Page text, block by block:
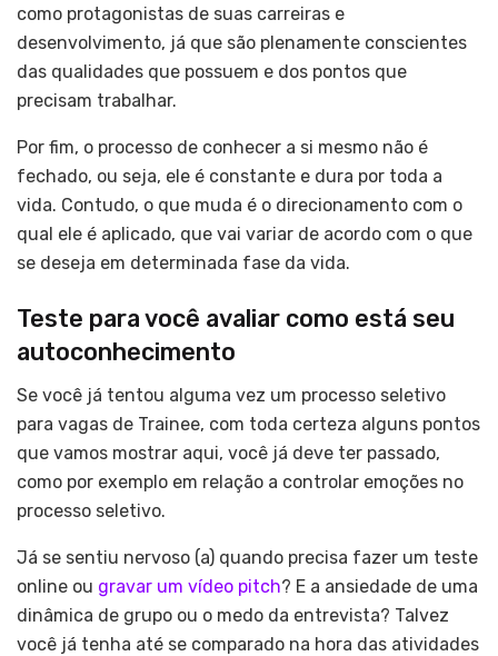
como protagonistas de suas carreiras e
desenvolvimento, já que são plenamente conscientes
das qualidades que possuem e dos pontos que
precisam trabalhar.
Por fim, o processo de conhecer a si mesmo não é
fechado, ou seja, ele é constante e dura por toda a
vida. Contudo, o que muda é o direcionamento com o
qual ele é aplicado, que vai variar de acordo com o que
se deseja em determinada fase da vida.
Teste para você avaliar como está seu
autoconhecimento
Se você já tentou alguma vez um processo seletivo
para vagas de Trainee, com toda certeza alguns pontos
que vamos mostrar aqui, você já deve ter passado,
como por exemplo em relação a controlar emoções no
processo seletivo.
Já se sentiu nervoso (a) quando precisa fazer um teste
online ou gravar um vídeo pitch? E a ansiedade de uma
dinâmica de grupo ou o medo da entrevista? Talvez
você já tenha até se comparado na hora das atividades